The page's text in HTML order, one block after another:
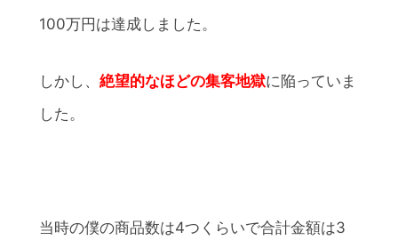
100万円は達成しました。
しかし、 絶望的なほどの集客地獄に陥っていま
した。
当時の僕の商品数は4つくらいで合計金額は3